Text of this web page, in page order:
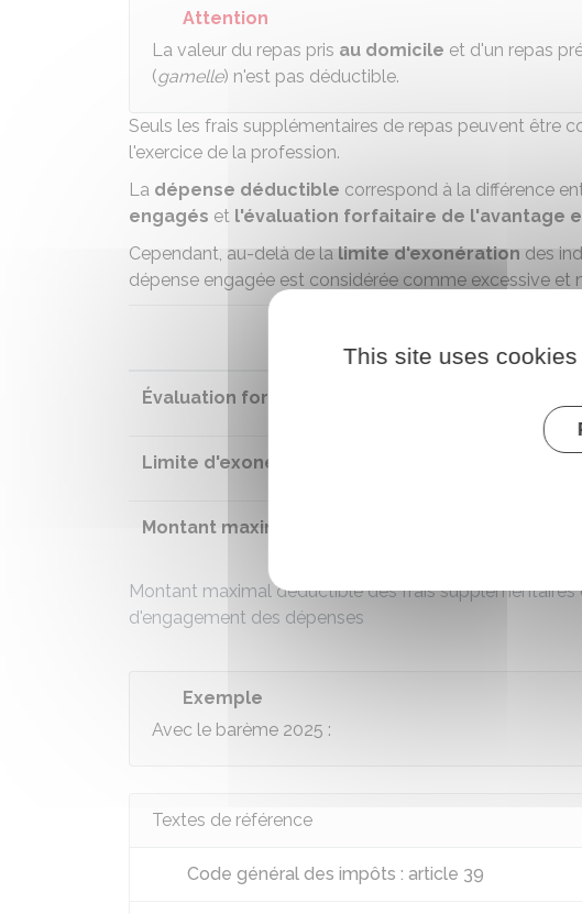
Attention
La valeur du repas pris au domicile et d'un repas
(gamelle) n'est pas déductible.
Seuls les frais supplémentaires de repas peuvent être
l'exercice de la profession.
La dépense déductible correspond à la différence
engagés et l'évaluation forfaitaire de l'avantage
Cependant, au-delà de lalimite d'exonération des
dépense engagée est considérée comme excessive et
Montant maximal déductible des frais
d'engagement des dépenses
Évaluation forfaitaire de l'avantage en nature
Limite d'exonération par repas
Montant maximal déductible par repas
Exemple
Avec le barème 2025 :
Textes de référence
Code général des impôts : article 39
This site uses